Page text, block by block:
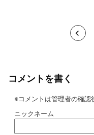
<
コメントを書く
※コメントは管理者の確認
ニックネーム